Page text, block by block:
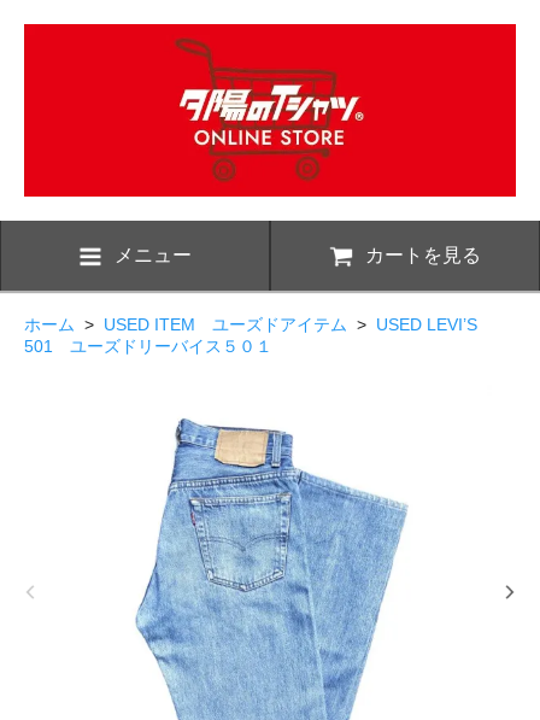
メニュー カートを見る
ホーム > USED ITEM ユーズドアイテム > USED LEVI’S
501 ユーズドリーバイス５０１